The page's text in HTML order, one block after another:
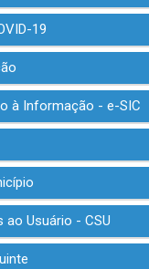
19
à Informação - e-SIC
ao Usuário - CSU